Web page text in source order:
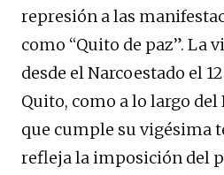
represión a las
como “Quito de paz”. La
desde el Narcoestado el
Quito, como a lo largo del
que cumple su vigésima
refleja la imposición del